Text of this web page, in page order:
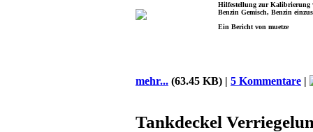
Hilfestellung zur Kalibrierung
Benzin Gemisch, Benzin
Ein Bericht von muetze
mehr... (63.45 KB) | 5 Kommentare |
Tankdeckel